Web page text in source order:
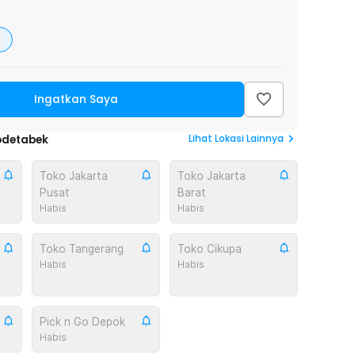
Ingatkan Saya
Lihat Lokasi Lainnya
Toko Jakarta
Pusat
Habis
Toko Jakarta
Barat
Habis
Toko Tangerang
Habis
Toko Cikupa
Habis
Pick n Go Depok
Habis